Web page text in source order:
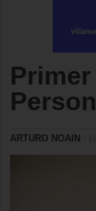
ARTURO NOAIN